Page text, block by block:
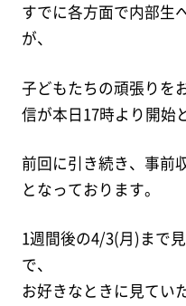
すでに各方面で内部生
が、
子どもたちの頑張りを
信が本日17時より開始
前回に引き続き、事前
となっております。
1週間後の4/3(月)まで
で、
お好きなときに見てい